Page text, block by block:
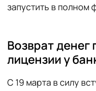
запустить в полном
Возврат денег
лицензии у
С 19 марта в силу